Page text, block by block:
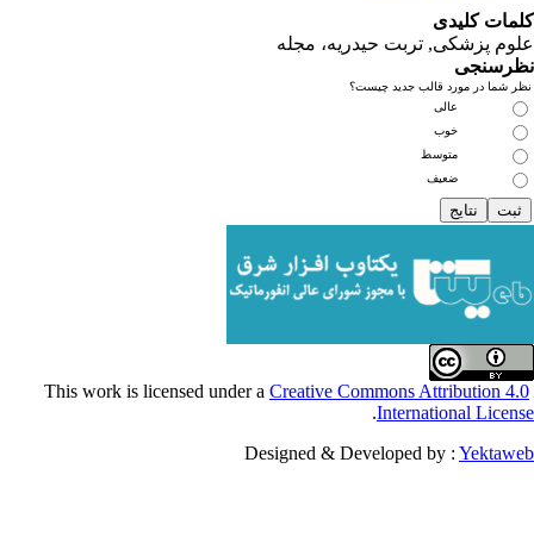
تربت حیدریه، مجله
قالب جدید چیست؟
عالی
خوب
متوسط
ضعیف
Creative Commons
.
Designed & Developed by :